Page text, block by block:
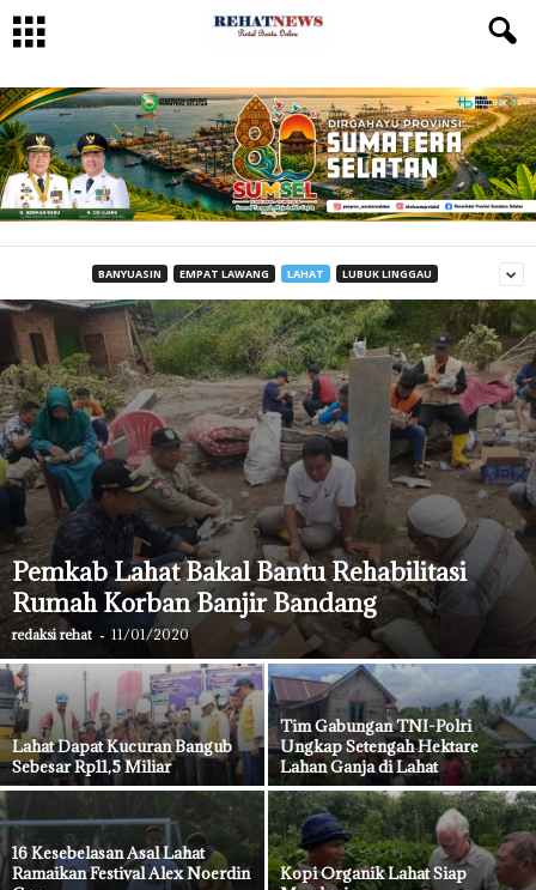
BANYUASIN EMPAT LAWANG LAHAT LUBUK LINGGAU
Pemkab Lahat Bakal Bantu Rehabilitasi
Rumah Korban Banjir Bandang
redaksi rehat - 11/01/2020
Lahat Dapat Kucuran Bangub
Sebesar Rp11,5 Miliar
Tim Gabungan TNI-Polri
Ungkap Setengah Hektare
Lahan Ganja di Lahat
16 Kesebelasan Asal Lahat
Ramaikan Festival Alex Noerdin
Kopi Organik Lahat Siap